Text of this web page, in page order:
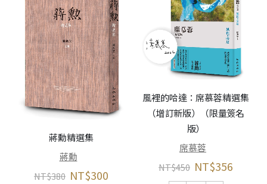
蔣勳精選集
蔣勳
NT$380 NT$300
風裡的哈達：席慕蓉精選集
（增訂新版）（限量簽名
版）
席慕蓉
NT$450 NT$356